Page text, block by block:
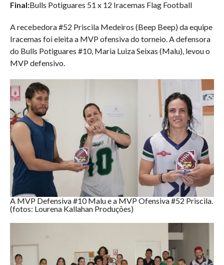
Final:Bulls Potiguares 51 x 12 Iracemas Flag Football
A recebedora #52 Priscila Medeiros (Beep Beep) da equipe
Iracemas foi eleita a MVP ofensiva do torneio. A defensora
do Bulls Potiguares #10, Maria Luiza Seixas (Malu), levou o
MVP defensivo.
A MVP Defensiva #10 Malu e a MVP Ofensiva #52 Priscila.
(fotos: Lourena Kallahan Produções)